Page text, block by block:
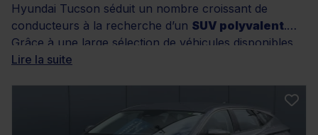
Hyundai Tucson séduit un nombre croissant de
conducteurs à la recherche d’un SUV polyvalent.
Grâce à une large sélection de véhicules disponibles
chez Distinxion, vous trouverez facilement un modèle
finition. Tous nos modèles bénéficient d’une garantie
rigoureuse, d’un contrôle qualité complet, et peuvent
Lire la suite